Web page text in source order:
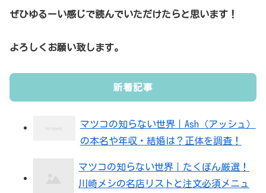
ぜひゆるーい感じで読んでいただけたらと思います！
よろしくお願い致します。
新着記事
マツコの知らない世界｜Ash（アッシュ）
の本名や年収・結婚は？正体を調査！
マツコの知らない世界｜たくぽん厳選！
川崎メシの名店リストと注文必須メニュ